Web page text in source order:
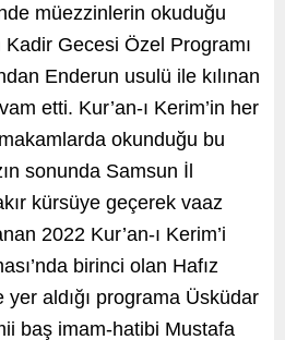
müezzinlerin okuduğu
Gecesi Özel Programı
Enderun usulü ile kılınan
etti. Kur’an-ı Kerim’in her
okunduğu bu
sonunda Samsun İl
kürsüye geçerek vaaz
2022 Kur’an-ı Kerim’i
birinci olan Hafız
yer aldığı programa Üsküdar
baş imam-hatibi Mustafa